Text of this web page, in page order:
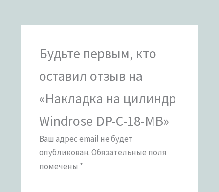
Будьте первым, кто
оставил отзыв на
«Накладка на цилиндр
Windrose DP-C-18-MB»
Ваш адрес email не будет
опубликован.Обязательные поля
помечены *